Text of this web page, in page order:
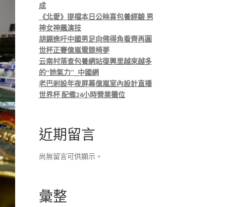
成
《北愛》提檔本日公映喜包養經驗 男
神女神飆演技
胡錫進吁中國男足向佛得角看齊再圓
世杯正賽億嵐電競椅夢
云南村落查包養網站復興里越來越多
的“她氣力”_中國網
老巴剎設年夜屏幕億嵐室內設計直播
世界杯 配備24小時營業攤位
近期留言
尚無留言可供顯示。
彙整